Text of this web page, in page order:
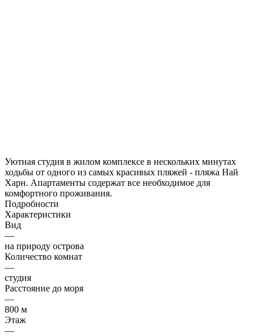
Уютная студия в жилом комплексе в нескольких минутах
ходьбы от одного из самых красивых пляжей - пляжа Най
Харн. Апартаменты содержат все необходимое для
комфортного проживания.
Подробности
Характеристики
Вид
—
на природу острова
Количество комнат
—
студия
Расстояние до моря
—
800 м
Этаж
—